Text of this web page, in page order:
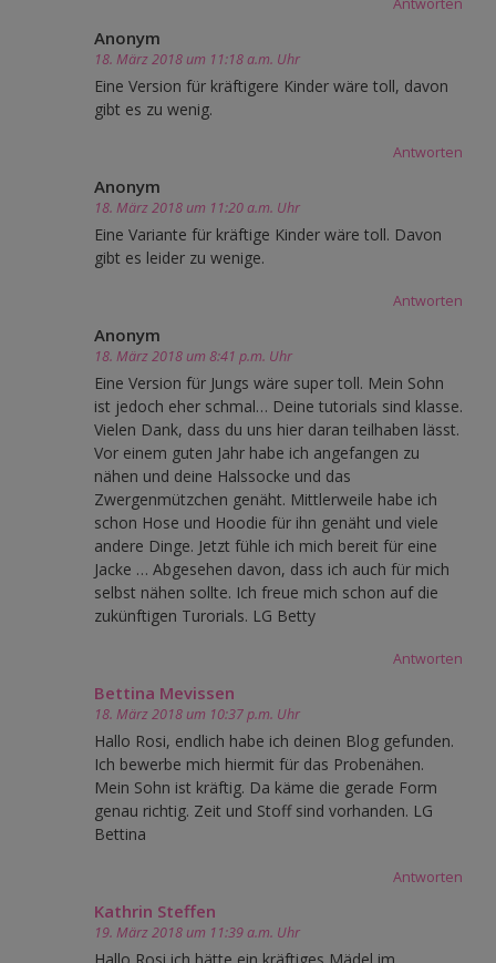
Anonym
18. März 2018 um 11:18 a.m. Uhr
Eine Version für kräftigere Kinder wäre toll, davon
gibt es zu wenig.
Antworten
Anonym
18. März 2018 um 11:20 a.m. Uhr
Eine Variante für kräftige Kinder wäre toll. Davon
gibt es leider zu wenige.
Antworten
Anonym
18. März 2018 um 8:41 p.m. Uhr
Eine Version für Jungs wäre super toll. Mein Sohn
ist jedoch eher schmal… Deine tutorials sind klasse.
Vielen Dank, dass du uns hier daran teilhaben lässt.
Vor einem guten Jahr habe ich angefangen zu
nähen und deine Halssocke und das
Zwergenmützchen genäht. Mittlerweile habe ich
schon Hose und Hoodie für ihn genäht und viele
andere Dinge. Jetzt fühle ich mich bereit für eine
Jacke … Abgesehen davon, dass ich auch für mich
selbst nähen sollte. Ich freue mich schon auf die
zukünftigen Turorials. LG Betty
Antworten
Bettina Mevissen
18. März 2018 um 10:37 p.m. Uhr
Hallo Rosi, endlich habe ich deinen Blog gefunden.
Ich bewerbe mich hiermit für das Probenähen.
Mein Sohn ist kräftig. Da käme die gerade Form
genau richtig. Zeit und Stoff sind vorhanden. LG
Bettina
Antworten
Kathrin Steffen
19. März 2018 um 11:39 a.m. Uhr